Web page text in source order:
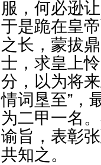
服，何必逊
于是跪在皇
之长，蒙拔
士，求皇上
分，以为将
情词垦至”，
为二甲一名
谕旨，表彰
共知之。